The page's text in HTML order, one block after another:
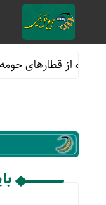
از قطارهای حومه